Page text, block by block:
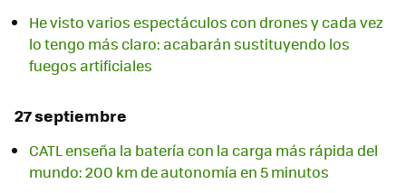
He visto varios espectáculos con drones y cada vez
lo tengo más claro: acabarán sustituyendo los
fuegos artificiales
27 septiembre
CATL enseña la batería con la carga más rápida del
mundo: 200 km de autonomía en 5 minutos